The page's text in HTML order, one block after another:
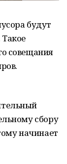
будут
совещания
сбору
начинает